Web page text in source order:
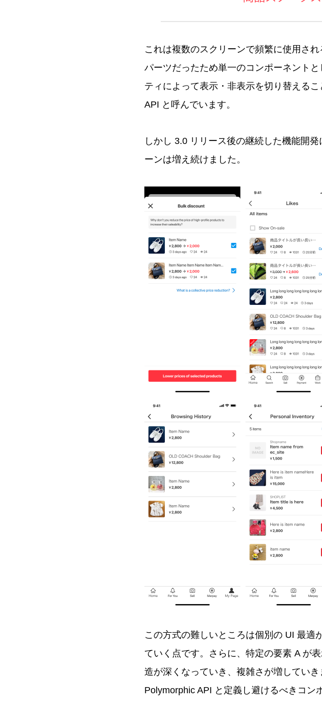
これは複数のスクリーンで頻繁に使用さ
パーツだったため単一のコンポーネント
ティによって表示・非表示を切り替える
API と呼んでいます。
しかし 3.0 リリース後の継続した機能開
ーンは増え続けました。
この方式の難しいところは個別の UI 最適
ていく点です。さらに、特定の要素 A が
造が深くなっていき、複雑さが増してい
Polymorphic API と定義し避けるべきコン